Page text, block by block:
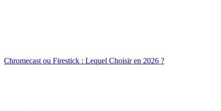
Chromecast ou Firestick : Lequel Choisir en 2026 ?